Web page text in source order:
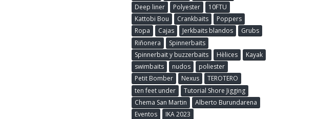
Deep liner
Polyester
10FTU
Kattobi Bou
Crankbaits
Poppers
Ropa
Cajas Jerkbaits blandos
Grubs
Riñonera
Spinnerbaits
Spinnerbait y buzzerbaits
Hèlices
Kayak
swimbaits
nudos
poliester
Petit Bomber
Nexus
TEROTERO
ten feet under
Tutorial Shore Jigging
Chema San Martin
Alberto Burundarena
Eventos
IKA 2023